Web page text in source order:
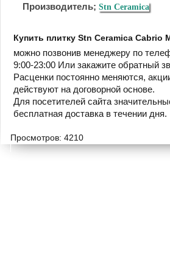
Производитель; Stn Ceramica
Купить плитку Stn Ceramica Cabrio
можно позвонив менеджеру по
9:00-23:00 Или закажите обратный
Расценки постоянно меняются,
действуют на договорной основе.
Для посетителей сайта
бесплатная доставка в течении дня.
Просмотров: 4210